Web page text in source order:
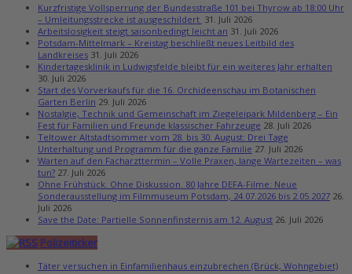
Kurzfristige Vollsperrung der Bundesstraße 101 bei Thyrow ab 18:00 Uhr
– Umleitungsstrecke ist ausgeschildert 31. Juli 2026
Arbeitslosigkeit steigt saisonbedingt leicht an 31. Juli 2026
Potsdam-Mittelmark – Kreistag beschließt neues Leitbild des
Landkreises 31. Juli 2026
Kindertagesklinik in Ludwigsfelde bleibt für ein weiteres Jahr erhalten
30. Juli 2026
Start des Vorverkaufs für die 16. Orchideenschau im Botanischen
Garten Berlin 29. Juli 2026
Nostalgie, Technik und Gemeinschaft im Ziegeleipark Mildenberg – Ein
Fest für Familien und Freunde klassischer Fahrzeuge 28. Juli 2026
Teltower Altstadtsommer vom 28. bis 30. August: Drei Tage
Unterhaltung und Programm für die ganze Familie 27. Juli 2026
Warten auf den Facharzttermin – Volle Praxen, lange Wartezeiten – was
tun? 27. Juli 2026
Ohne Frühstück. Ohne Diskussion. 80 Jahre DEFA-Filme: Neue
Sonderausstellung im Filmmuseum Potsdam, 24.07.2026 bis 2.05.2027 26.
Juli 2026
Save the Date: Partielle Sonnenfinsternis am 12. August 26. Juli 2026
Polizeiticker
Täter versuchen in Einfamilienhaus einzubrechen (Brück, Wohngebiet)